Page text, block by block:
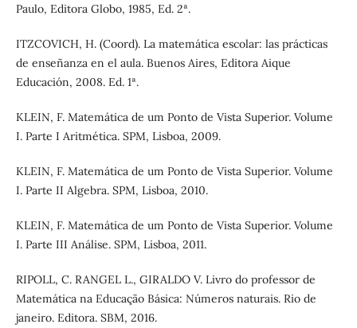
Paulo, Editora Globo, 1985, Ed. 2ª.
ITZCOVICH, H. (Coord). La matemática escolar: las prácticas
de enseñanza en el aula. Buenos Aires, Editora Aique
Educación, 2008. Ed. 1ª.
KLEIN, F. Matemática de um Ponto de Vista Superior. Volume
I. Parte I Aritmética. SPM, Lisboa, 2009.
KLEIN, F. Matemática de um Ponto de Vista Superior. Volume
I. Parte II Algebra. SPM, Lisboa, 2010.
KLEIN, F. Matemática de um Ponto de Vista Superior. Volume
I. Parte III Análise. SPM, Lisboa, 2011.
RIPOLL, C. RANGEL L., GIRALDO V. Livro do professor de
Matemática na Educação Básica: Números naturais. Rio de
janeiro. Editora. SBM, 2016.